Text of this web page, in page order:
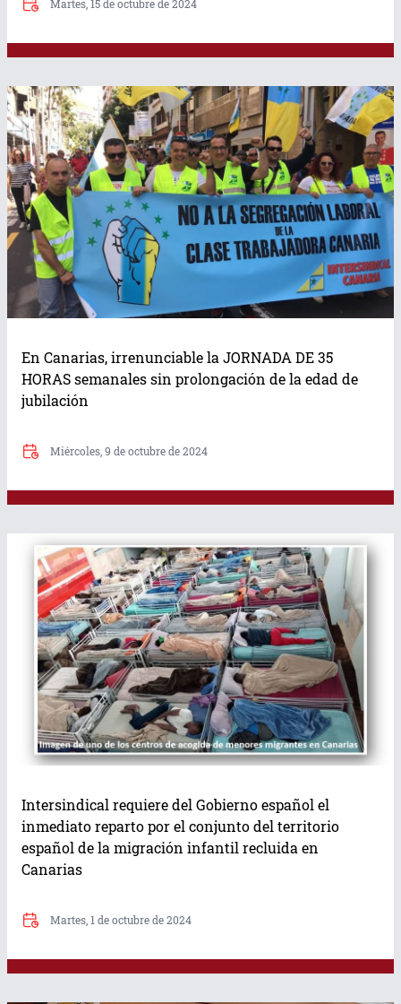
Martes, 15 de octubre de 2024
En Canarias, irrenunciable la JORNADA DE 35
HORAS semanales sin prolongación de la edad de
jubilación
Miércoles, 9 de octubre de 2024
Intersindical requiere del Gobierno español el
inmediato reparto por el conjunto del territorio
español de la migración infantil recluida en
Canarias
Martes, 1 de octubre de 2024